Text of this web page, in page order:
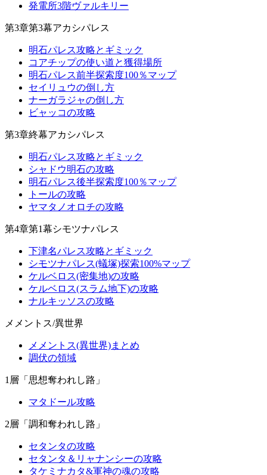
発電所3階ヴァルキリー
第3章第3幕アカシパレス
明石パレス攻略とギミック
コアチップの使い道と獲得場所
明石パレス前半探索度100％マップ
セイリュウの倒し方
ナーガラジャの倒し方
ビャッコの攻略
第3章終幕アカシパレス
明石パレス攻略とギミック
シャドウ明石の攻略
明石パレス後半探索度100％マップ
トールの攻略
ヤマタノオロチの攻略
第4章第1幕シモツナパレス
下津名パレス攻略とギミック
シモツナパレス(蟻塚)探索100%マップ
ケルベロス(密集地)の攻略
ケルベロス(スラム地下)の攻略
ナルキッソスの攻略
メメントス/異世界
メメントス(異世界)まとめ
調伏の領域
1層「思想奪われし路」
マタドール攻略
2層「調和奪われし路」
セタンタの攻略
セタンタ＆リャナンシーの攻略
タケミナカタ&軍神の魂の攻略